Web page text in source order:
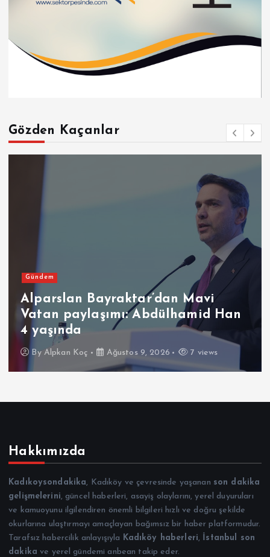
Gözden Kaçanlar
Gündem
Alparslan Bayraktar’dan Mavi
Vatan paylaşımı: Abdülhamid Han
4 yaşında
By Alpkan Koç Ağustos 9, 2026 7 views
Hakkımızda
Kadıkoysondakika, Kadıköy ve çevresinde yaşanan son dakika
gelişmelerini, güncel haberleri, asayiş olaylarını, yerel duyuruları
ve kamuoyunu ilgilendiren önemli bilgileri hızlı ve doğru şekilde
okurlarına ulaştırmayı amaçlayan bağımsız bir haber platformudur.
Tarafsız habercilik anlayışıyla Kadıköy haberleri, İstanbul son
dakika ve yerel gündemi anbean takip eder.